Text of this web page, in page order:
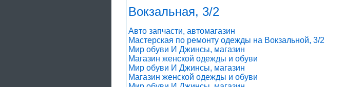
Вокзальная, 3/2
Авто запчасти, автомагазин
Мастерская по ремонту одежды на Вокзальной, 3/2
Мир обуви И Джинсы, магазин
Магазин женской одежды и обуви
Мир обуви И Джинсы, магазин
Магазин женской одежды и обуви